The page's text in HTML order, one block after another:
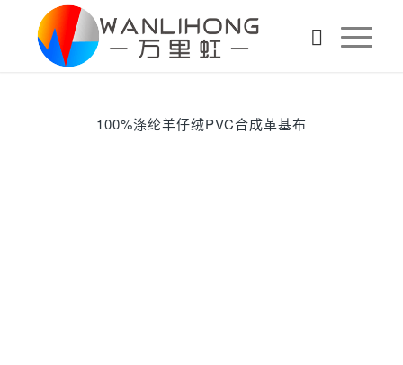
100%涤纶羊仔绒PVC合成革基布